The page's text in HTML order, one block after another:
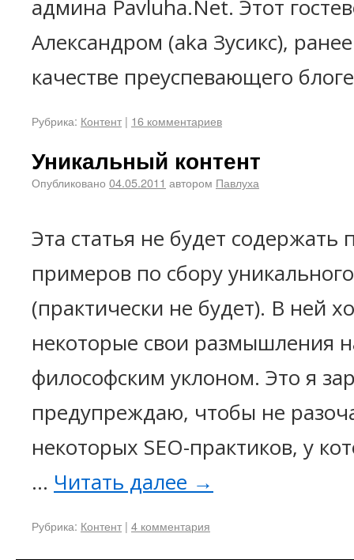
админа Pavluha.Net. Этот
Александром (aka Зусикс),
качестве преуспевающего
Рубрика: Контент | 16 комментариев
Уникальный контент
Опубликовано 04.05.2011 автором Павлуха
Эта статья не будет содержать
примеров по сбору
(практически не будет). В ней
некоторые свои размышления
философским уклоном. Это я
предупреждаю, чтобы не
некоторых SEO-практиков, у
… Читать далее →
Рубрика: Контент | 4 комментария